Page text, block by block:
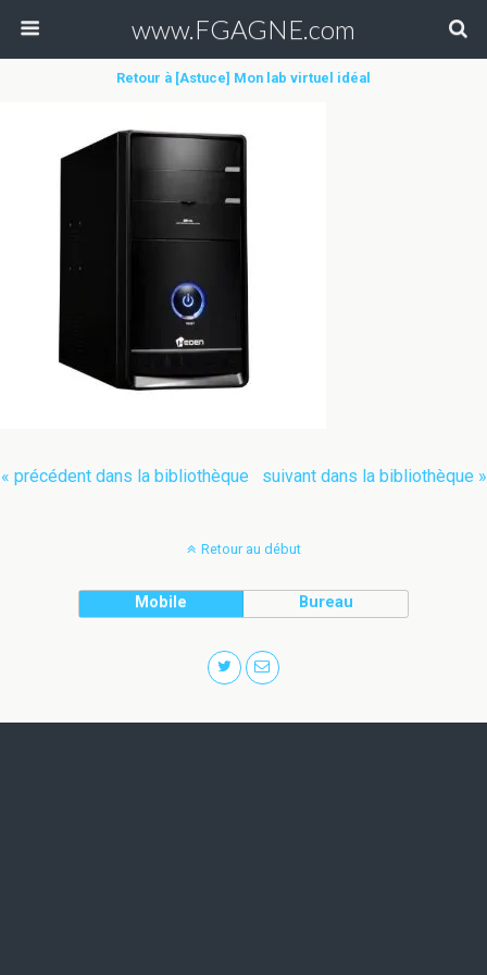
www.FGAGNE.com
Retour à [Astuce] Mon lab virtuel idéal
« précédent dans la bibliothèque suivant dans la bibliothèque »
Retour au début
Mobile Bureau